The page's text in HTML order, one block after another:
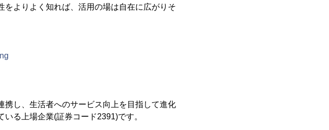
よりよく知れば、活用の場は自在に広がりそ
し、生活者へのサービス向上を目指して進化
る上場企業(証券コード2391)です。